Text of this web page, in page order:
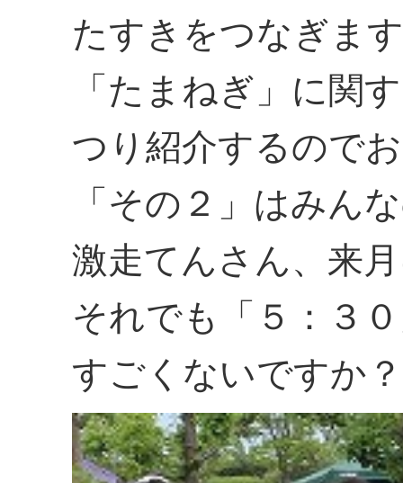
たすきをつなぎま
「たまねぎ」に関
つり紹介するので
「その２」はみん
激走てんさん、来
それでも「５：３
すごくないですか